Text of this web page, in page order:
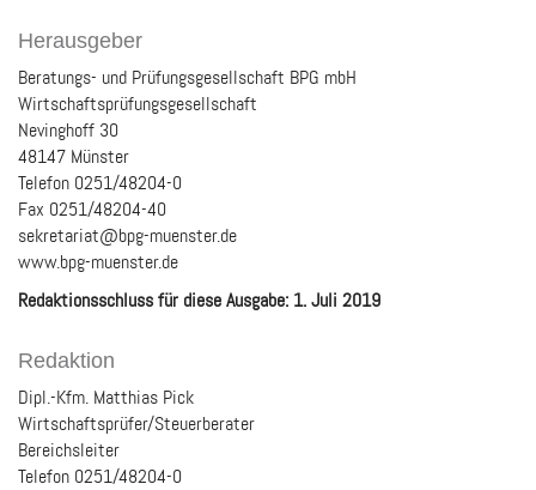
Herausgeber
Beratungs- und Prüfungsgesellschaft BPG mbH
Wirtschaftsprüfungsgesellschaft
Nevinghoff 30
48147 Münster
Telefon 0251/48204-0
Fax 0251/48204-40
sekretariat@bpg-muenster.de
www.bpg-muenster.de
Redaktionsschluss für diese Ausgabe: 1. Juli 2019
Redaktion
Dipl.-Kfm. Matthias Pick
Wirtschaftsprüfer/Steuerberater
Bereichsleiter
Telefon 0251/48204-0